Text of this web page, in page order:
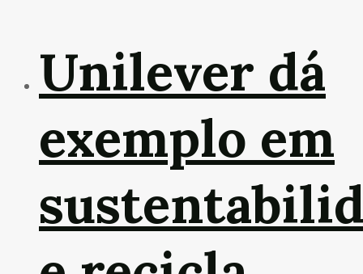
Unilever dá
exemplo em